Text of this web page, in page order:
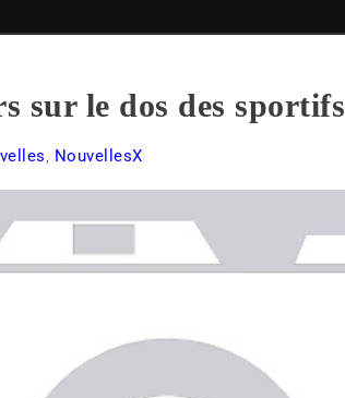
sur le dos des sportifs
, NouvellesX